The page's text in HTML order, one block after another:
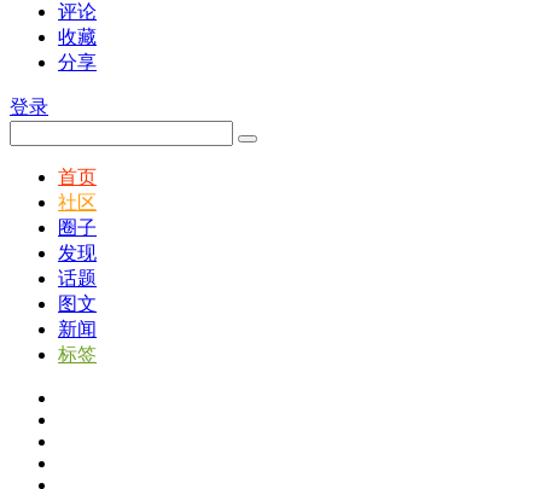
评论
收藏
分享
登录
首页
社区
圈子
发现
话题
图文
新闻
标签